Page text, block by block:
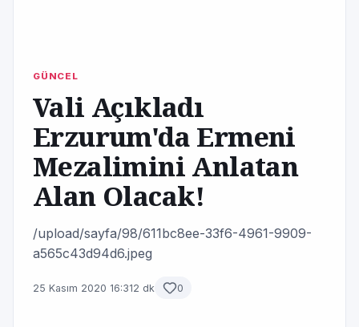
GÜNCEL
Vali Açıkladı
Erzurum'da Ermeni
Mezalimini Anlatan
Alan Olacak!
/upload/sayfa/98/611bc8ee-33f6-4961-9909-
a565c43d94d6.jpeg
25 Kasım 2020 16:312 dk 0